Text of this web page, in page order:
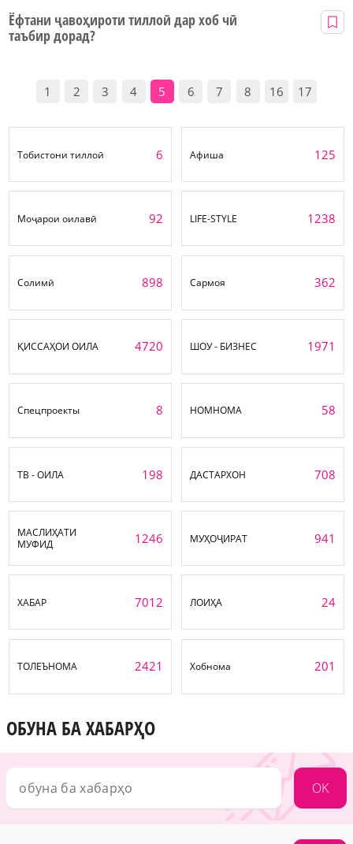
Ёфтани ҷавоҳироти тиллоӣ дар хоб чӣ
таъбир дорад?
1 2 3 4 5 6 7 8 16 17
Тобистони тиллоӣ 6 Афиша 125
Моҷарои оилавӣ 92 LIFE-STYLE 1238
Солимӣ 898 Сармоя 362
ҚИССАҲОИ ОИЛА 4720 ШОУ - БИЗНЕС 1971
Спецпроекты 8 НОМНОМА 58
ТВ - ОИЛА 198 ДАСТАРХОН 708
МАСЛИҲАТИ
МУФИД
1246 МУҲОҶИРАТ 941
ХАБАР 7012 ЛОИҲА 24
ТОЛЕЪНОМА 2421 Хобнома 201
ОБУНА БА ХАБАРҲО
OK